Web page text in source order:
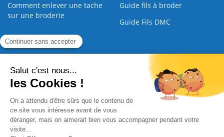
Comment enlever une tache
sur une broderie
Guide fils à broder
Guide Fils DMC
Guide de la Broderie
Nous contacter |
Paiement sécurisé